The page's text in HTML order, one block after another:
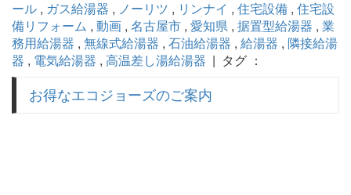
ール , ガス給湯器 , ノーリツ , リンナイ , 住宅設備 , 住宅設
備リフォーム , 動画 , 名古屋市 , 愛知県 , 据置型給湯器 , 業
務用給湯器 , 無線式給湯器 , 石油給湯器 , 給湯器 , 隣接給湯
器 , 電気給湯器 , 高温差し湯給湯器 | タグ ：
お得なエコジョーズのご案内